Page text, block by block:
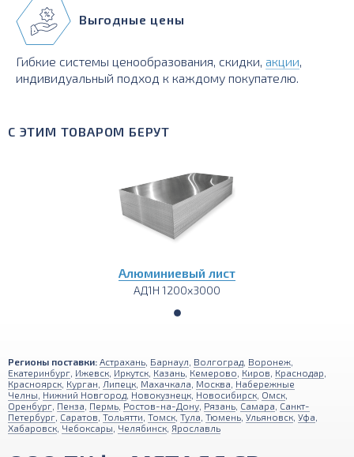
Выгодные цены
Гибкие системы ценообразования, скидки, акции,
индивидуальный подход к каждому покупателю.
С ЭТИМ ТОВАРОМ БЕРУТ
Алюминиевый лист
АД1Н 1200х3000
Регионы поставки: Астрахань Барнаул Волгоград Воронеж
Екатеринбург Ижевск Иркутск Казань Кемерово Киров Краснодар
Красноярск Курган Липецк Махачкала Москва Набережные
Челны Нижний Новгород Новокузнецк Новосибирск Омск
Оренбург Пенза Пермь Ростов-на-Дону Рязань Самара Санкт-
Петербург Саратов Тольятти Томск Тула Тюмень Ульяновск Уфа
Хабаровск Чебоксары Челябинск Ярославль